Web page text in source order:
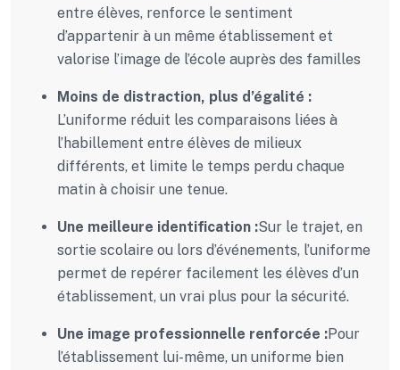
entre élèves, renforce le sentiment
d’appartenir à un même établissement et
valorise l’image de l’école auprès des familles
Moins de distraction, plus d’égalité :
L’uniforme réduit les comparaisons liées à
l’habillement entre élèves de milieux
différents, et limite le temps perdu chaque
matin à choisir une tenue.
Une meilleure identification :Sur le trajet, en
sortie scolaire ou lors d’événements, l’uniforme
permet de repérer facilement les élèves d’un
établissement, un vrai plus pour la sécurité.
Une image professionnelle renforcée :Pour
l’établissement lui-même, un uniforme bien